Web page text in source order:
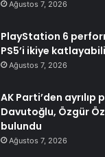
Ağustos 7, 2026
PlayStation 6
PS5’i ikiye
Ağustos 7, 2026
AK Parti’den ayrılıp
Davutoğlu, Özgür
bulundu
Ağustos 7, 2026